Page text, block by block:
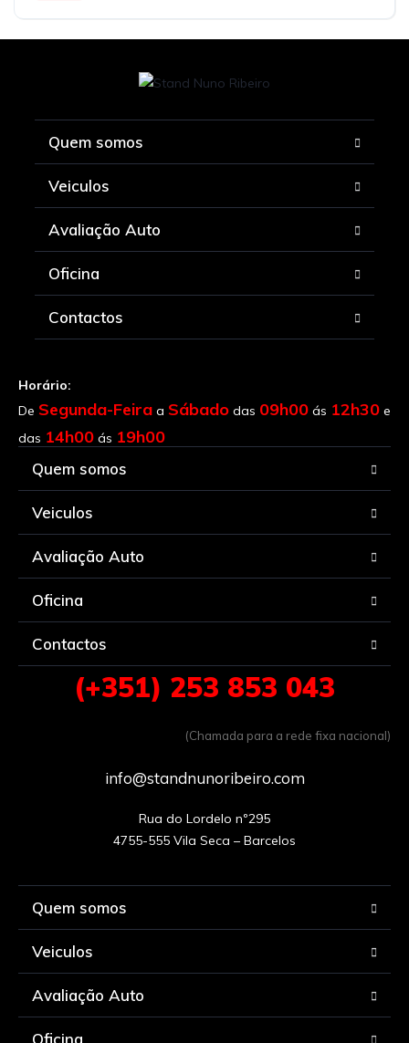
Quem somos
Veiculos
Avaliação Auto
Oficina
Contactos
Horário:
De Segunda-Feira a Sábado das 09h00 ás 12h30 e
das 14h00 ás 19h00
Quem somos
Veiculos
Avaliação Auto
Oficina
Contactos
(+351) 253 853 043
(Chamada para a rede fixa nacional)
info@standnunoribeiro.com
Rua do Lordelo nº295
Quem somos
Veiculos
Avaliação Auto